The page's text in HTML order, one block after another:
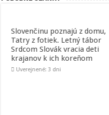
Slovenčinu poznajú z domu,
Tatry z fotiek. Letný tábor
Srdcom Slovák vracia deti
krajanov k ich koreňom
Uverejnené: 3 dni